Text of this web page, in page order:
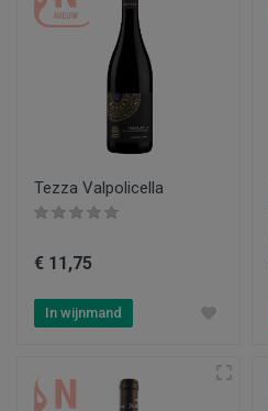
Tezza Valpolicella
€ 11,75
In wijnmand